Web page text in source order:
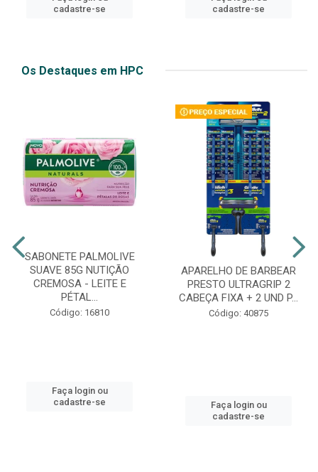
cadastre-se
cadastre-se
Os Destaques em HPC
SABONETE PALMOLIVE
SUAVE 85G NUTIÇÃO
CREMOSA - LEITE E
PÉTAL...
Código: 16810
Faça login ou
cadastre-se
APARELHO DE BARBEAR
PRESTO ULTRAGRIP 2
CABEÇA FIXA + 2 UND P...
Código: 40875
Faça login ou
cadastre-se